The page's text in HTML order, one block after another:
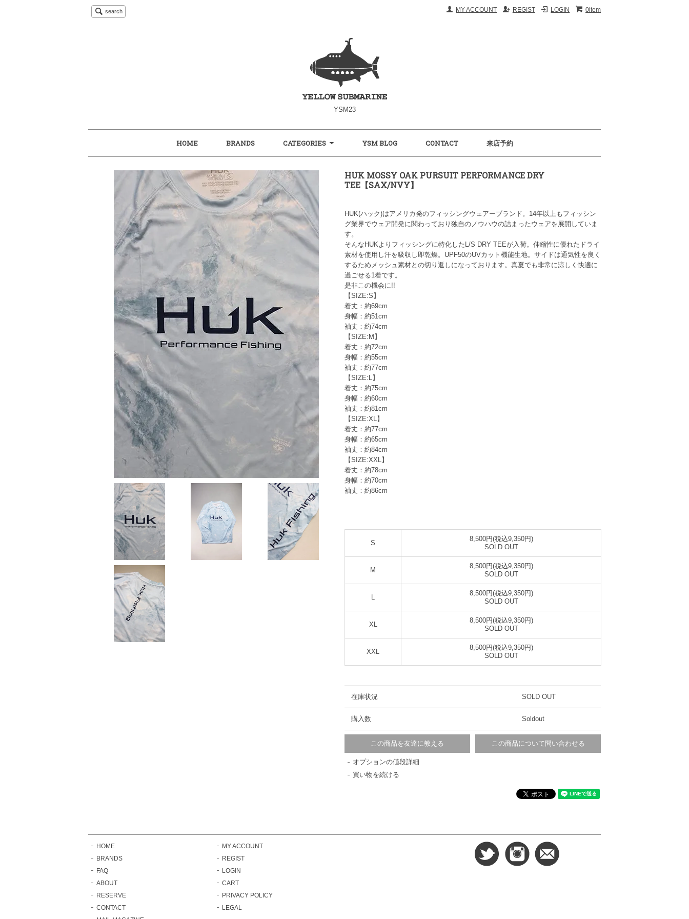
0item
LOGIN
REGIST
MY ACCOUNT
search
YSM23
HOME BRANDS CATEGORIES YSM BLOG CONTACT 来店予約
HUK MOSSY OAK PURSUIT PERFORMANCE DRY
TEE【SAX/NVY】
HUK(ハック)はアメリカ発のフィッシングウェアーブランド。14年以上もフィッシン
グ業界でウェア開発に関わっており独自のノウハウの詰まったウェアを展開していま
す。
そんなHUKよりフィッシングに特化したL/S DRY TEEが入荷。伸縮性に優れたドライ
素材を使用し汗を吸収し即乾燥。UPF50のUVカット機能生地。サイドは通気性を良く
するためメッシュ素材との切り返しになっております。真夏でも非常に涼しく快適に
過ごせる1着です。
是非この機会に!!
【SIZE:S】
着丈：約69cm
身幅：約51cm
袖丈：約74cm
【SIZE:M】
着丈：約72cm
身幅：約55cm
袖丈：約77cm
【SIZE:L】
着丈：約75cm
身幅：約60cm
袖丈：約81cm
【SIZE:XL】
着丈：約77cm
身幅：約65cm
袖丈：約84cm
【SIZE:XXL】
着丈：約78cm
身幅：約70cm
袖丈：約86cm
S
8,500円(税込9,350円)
SOLD OUT
M
8,500円(税込9,350円)
SOLD OUT
8,500円(税込9,350円)
SOLD OUT
XL
8,500円(税込9,350円)
SOLD OUT
XXL
8,500円(税込9,350円)
SOLD OUT
在庫状況 SOLD OUT
購入数 Soldout
この商品を友達に教える この商品について問い合わせる
オプションの値段詳細
買い物を続ける
HOME
BRANDS
FAQ
ABOUT
RESERVE
CONTACT
MY ACCOUNT
REGIST
LOGIN
CART
PRIVACY POLICY
LEGAL